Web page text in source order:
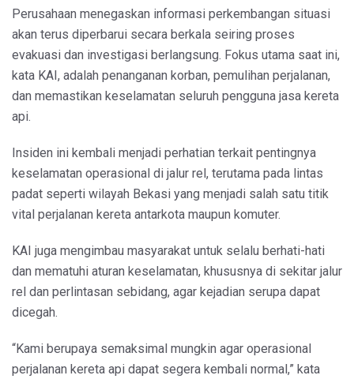
Perusahaan menegaskan informasi perkembangan situasi
akan terus diperbarui secara berkala seiring proses
evakuasi dan investigasi berlangsung. Fokus utama saat ini,
kata KAI, adalah penanganan korban, pemulihan perjalanan,
dan memastikan keselamatan seluruh pengguna jasa kereta
api.
Insiden ini kembali menjadi perhatian terkait pentingnya
keselamatan operasional di jalur rel, terutama pada lintas
padat seperti wilayah Bekasi yang menjadi salah satu titik
vital perjalanan kereta antarkota maupun komuter.
KAI juga mengimbau masyarakat untuk selalu berhati-hati
dan mematuhi aturan keselamatan, khususnya di sekitar jalur
rel dan perlintasan sebidang, agar kejadian serupa dapat
dicegah.
“Kami berupaya semaksimal mungkin agar operasional
perjalanan kereta api dapat segera kembali normal,” kata